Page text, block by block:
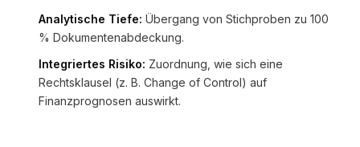
Analytische Tiefe: Übergang von Stichproben zu 100
% Dokumentenabdeckung.
Integriertes Risiko: Zuordnung, wie sich eine
Rechtsklausel (z. B. Change of Control) auf
Finanzprognosen auswirkt.